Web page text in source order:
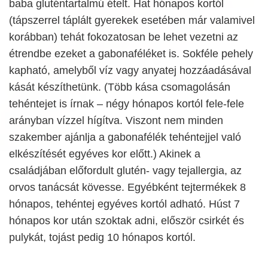
baba gluténtartalmú ételt. Hat hónapos kortól
(tápszerrel táplált gyerekek esetében már valamivel
korábban) tehát fokozatosan be lehet vezetni az
étrendbe ezeket a gabonaféléket is. Sokféle pehely
kapható, amelyből víz vagy anyatej hozzáadásával
kását készíthetünk. (Több kása csomagolásán
tehéntejet is írnak – négy hónapos kortól fele-fele
arányban vízzel hígítva. Viszont nem minden
szakember ajánlja a gabonafélék tehéntejjel való
elkészítését egyéves kor előtt.) Akinek a
családjában előfordult glutén- vagy tejallergia, az
orvos tanácsát kövesse. Egyébként tejtermékek 8
hónapos, tehéntej egyéves kortól adható. Húst 7
hónapos kor után szoktak adni, először csirkét és
pulykát, tojást pedig 10 hónapos kortól.